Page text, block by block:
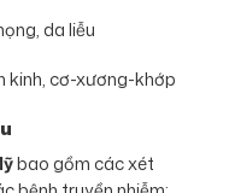
da liễu
kinh, cơ-xương-khớp
bao gồm các xét